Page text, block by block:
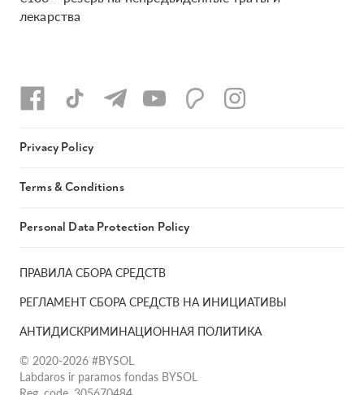
лекарства
ПРАВИЛА СБОРА СРЕДСТВ
РЕГЛАМЕНТ СБОРА СРЕДСТВ НА ИНИЦИАТИВЫ
АНТИДИСКРИМИНАЦИОННАЯ ПОЛИТИКА
© 2020-2026 #BYSOL
Labdaros ir paramos fondas BYSOL
Privacy Policy
Terms & Conditions
Personal Data Protection Policy